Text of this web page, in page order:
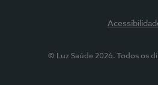
© Luz Saúde 2026. Todos os